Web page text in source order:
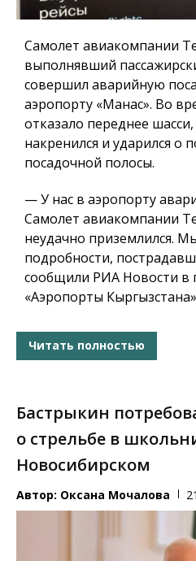
Самолет авиакомпании
выполнявший
совершил аварийную
аэропорту «Манас». Во
отказало переднее
накренился и ударился о
посадочной полосы.
— У нас в аэропорту
Самолет авиакомпании
неудачно приземлился.
подробности,
сообщили РИА Новости в
«Аэропорты
Читать полностью
Бастрыкин
о стрельбе в
Новосибирском
Автор: Оксана Мочалова